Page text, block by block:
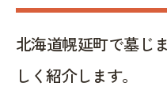
北海道幌延町で墓じ
しく紹介します。